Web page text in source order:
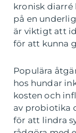
kronisk diarré
på en
är viktigt att
för att kunna
Populära
hos hundar
kosten och
av probiotika
för att lindra